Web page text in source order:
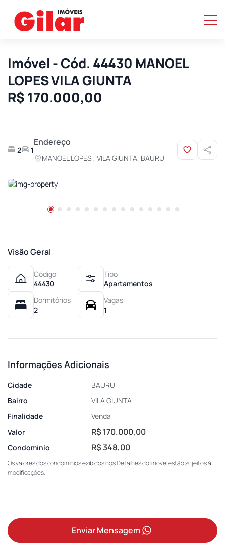
Imóvel - Cód. 44430 MANOEL
LOPES VILA GIUNTA
R$ 170.000,00
2 1
Endereço
MANOEL LOPES , VILA GIUNTA, BAURU
Visão Geral
Código:
44430
Tipo:
Apartamentos
Dormitórios:
2
Vagas:
1
Informações Adicionais
Cidade
BAURU
Bairro
VILA GIUNTA
Finalidade
Venda
Valor
R$ 170.000,00
Condomínio R$ 348,00
Os valores dos condomínios exibidos nos Detalhes do Imóvel estão sujeitos à
modificações.
Enviar Mensagem